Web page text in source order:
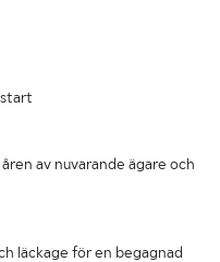
av nuvarande ägare och
läckage för en begagnad